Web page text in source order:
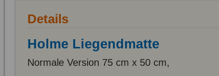
Details
Holme Liegendmatte
Normale Version 75 cm x 50 cm,